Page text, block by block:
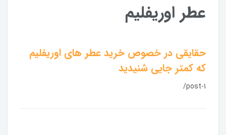
عطر اوریفلیم
حقایقی در خصوص خرید عطر های اوریفلیم
که کمتر جایی شنیدید
/post-1